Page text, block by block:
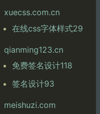
xuecss.com.cn
在线css字体样式29
qianming123.cn
免费签名设计118
签名设计93
meishuzi.com